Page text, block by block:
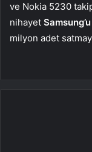
ve Nokia 5230
nihayet Samsung’u
milyon adet